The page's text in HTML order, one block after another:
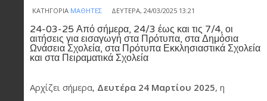
ΚΑΤΗΓΟΡΊΑ ΜΑΘΗΤΈΣ ΔΕΥΤΈΡΑ, 24/03/2025 13:21
24-03-25 Από σήμερα, 24/3 έως και τις 7/4, οι
αιτήσεις για εισαγωγή στα Πρότυπα, στα Δημόσια
Ωνάσεια Σχολεία, στα Πρότυπα Εκκλησιαστικά Σχολεία
και στα Πειραματικά Σχολεία
Αρχίζει σήμερα, Δευτέρα 24 Μαρτίου 2025, η